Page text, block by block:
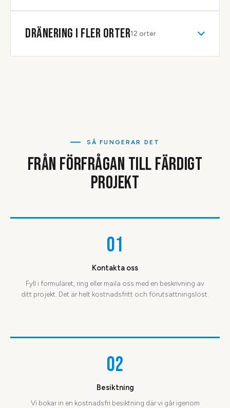
DRÄNERING I FLER ORTER12 orter
SÅ FUNGERAR DET
FRÅN FÖRFRÅGAN TILL FÄRDIGT
PROJEKT
01
Kontakta oss
Fyll i formuläret, ring eller maila oss med en beskrivning av
ditt projekt. Det är helt kostnadsfritt och förutsättningslöst.
02
Besiktning
Vi bokar in en kostnadsfri besiktning där vi går igenom